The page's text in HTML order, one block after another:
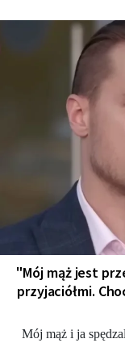
"Mój mąż jest
przyjaciółmi.
Mój mąż i ja